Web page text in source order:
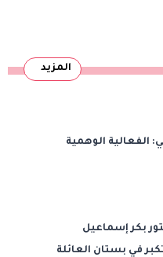
المزيد
الفعالية الوهمية
بكر إسماعيل
في بستان العائلة